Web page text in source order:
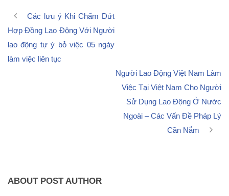
Các lưu ý Khi Chấm Dứt
Hợp Đồng Lao Động Với Người
lao động tự ý bỏ việc 05 ngày
làm việc liên tục
Người Lao Động Việt Nam Làm
Việc Tại Việt Nam Cho Người
Sử Dụng Lao Động Ở Nước
Ngoài – Các Vấn Đề Pháp Lý
Cần Nắm
ABOUT POST AUTHOR